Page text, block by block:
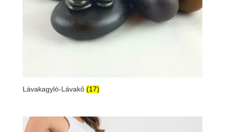
Lávakagyló-Lávakő (17)